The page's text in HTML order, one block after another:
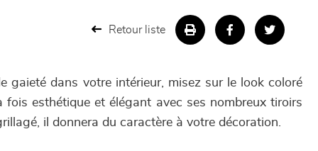
Retour liste
gaieté dans votre intérieur, misez sur le look coloré
fois esthétique et élégant avec ses nombreux tiroirs
il donnera du caractère à votre décoration.